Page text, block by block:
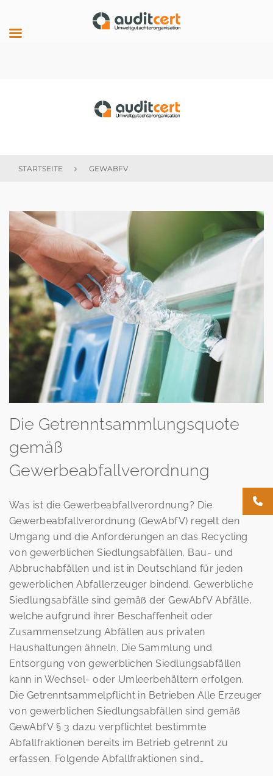
auditcert
STARTSEITE GEWABFV
Schlagwort:
GewAbfV
Die Getrenntsammlungsquote
gemäß
Gewerbeabfallverordnung
Was ist die Gewerbeabfallverordnung? Die
Gewerbeabfallverordnung (GewAbfV) regelt den
Umgang und die Anforderungen an das Recycling
von gewerblichen Siedlungsabfällen, Bau- und
Abbruchabfällen und ist in Deutschland für jeden
gewerblichen Abfallerzeuger bindend. Gewerbliche
Siedlungsabfälle sind gemäß der GewAbfV Abfälle,
welche aufgrund ihrer Beschaffenheit oder
Zusammensetzung Abfällen aus privaten
Haushaltungen ähneln. Die Sammlung und
Entsorgung von gewerblichen Siedlungsabfällen
kann in Wechsel- oder Umleerbehältern erfolgen.
Die Getrenntsammelpflicht in Betrieben Alle Erzeuger
von gewerblichen Siedlungsabfällen sind gemäß
GewAbfV § 3 dazu verpflichtet bestimmte
Abfallfraktionen bereits im Betrieb getrennt zu
erfassen. Folgende Abfallfraktionen sind…